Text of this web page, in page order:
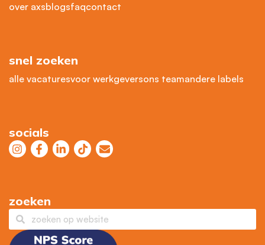
over axsblogsfaqcontact
snel zoeken
alle vacaturesvoor werkgeversons teamandere labels
socials
zoeken